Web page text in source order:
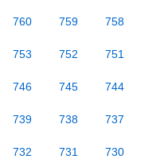
760 759 758
753 752 751
746 745 744
739 738 737
732 731 730